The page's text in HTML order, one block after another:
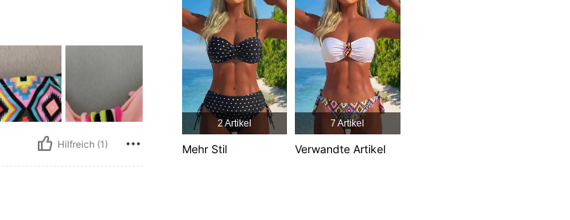
Hilfreich (1)
4,81 10K 544K
10K 544K
4,81 10K 544K
2 Artikel
Mehr Stil
7 Artikel
Verwandte Artikel